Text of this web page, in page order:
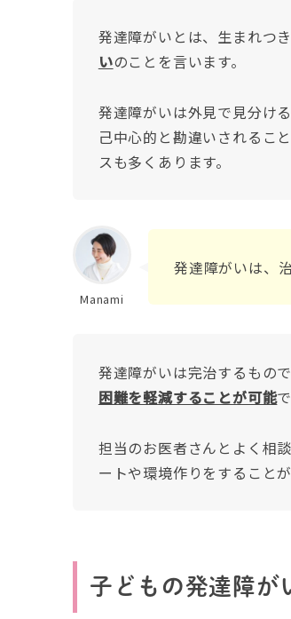
発達障がいとは、生まれつ
いのことを言います。
発達障がいは外見で見分け
己中心的と勘違いされること
スも多くあります。
Manami
発達障がいは、
発達障がいは完治するもの
困難を軽減することが可能
担当のお医者さんとよく相
ートや環境作りをすることが
子どもの発達障が